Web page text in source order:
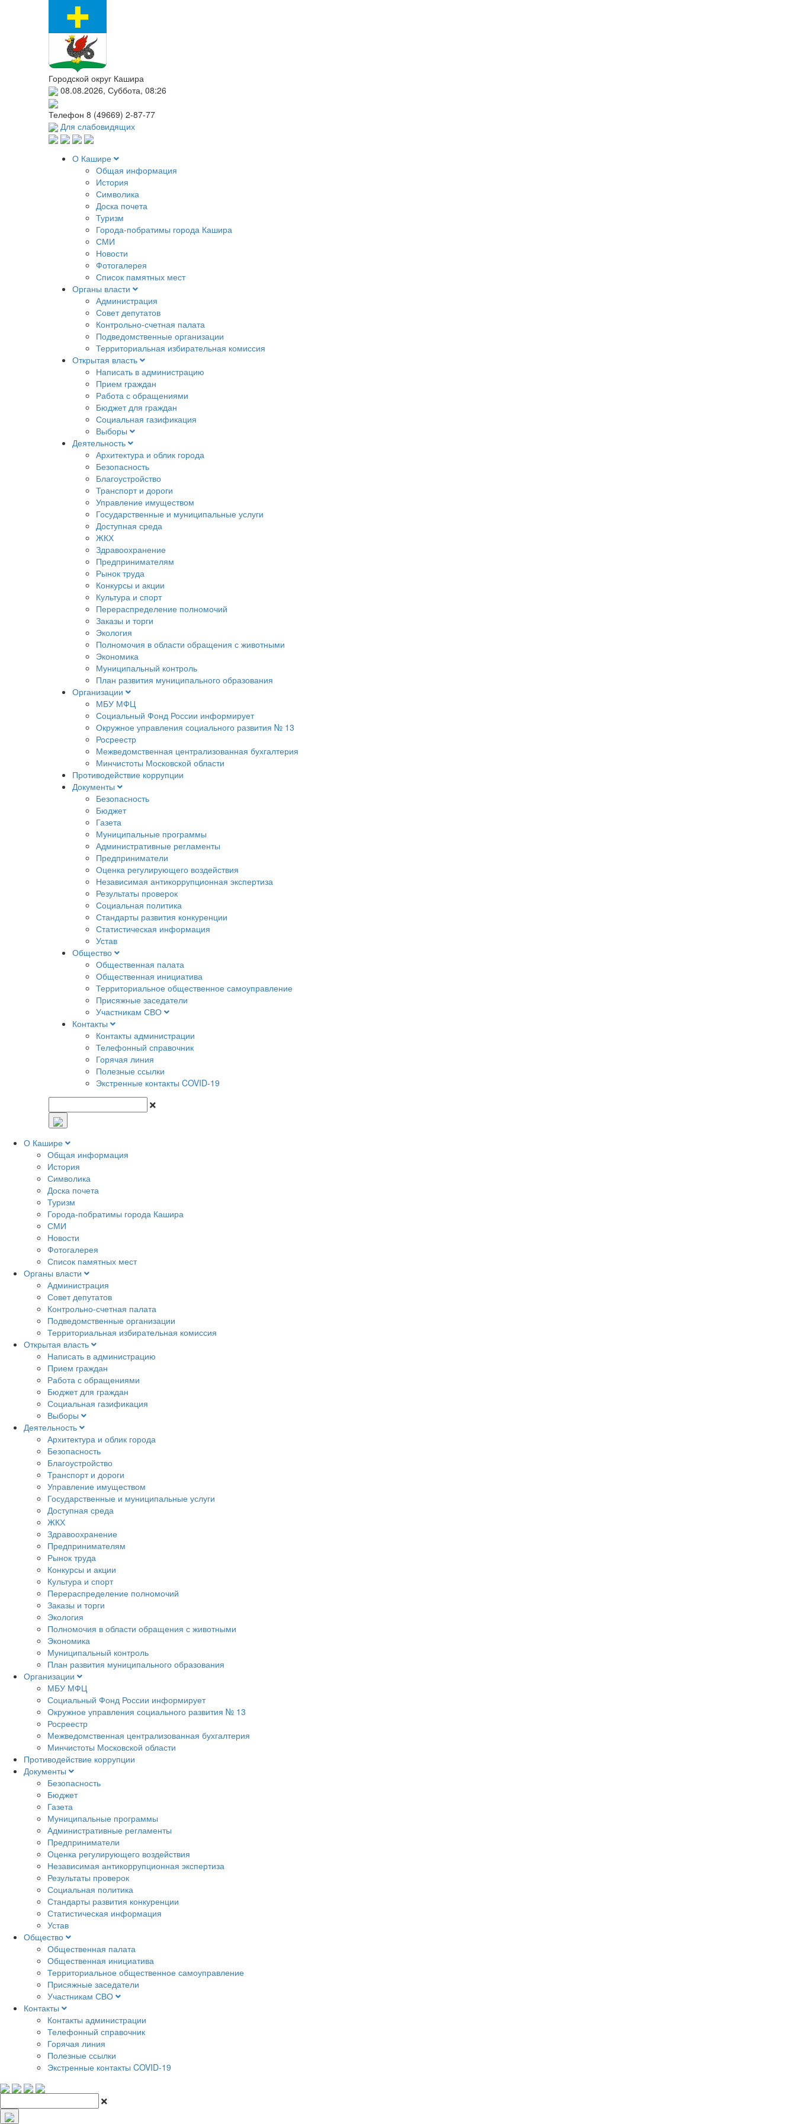
Городской округ Кашира
08.08.2026, Суббота, 08:26
Телефон 8 (49669) 2-87-77
Для слабовидящих
О Кашире
Общая информация
История
Символика
Доска почета
Туризм
Города-побратимы города Кашира
СМИ
Новости
Фотогалерея
Список памятных мест
Органы власти
Администрация
Совет депутатов
Контрольно-счетная палата
Подведомственные организации
Территориальная избирательная комиссия
Открытая власть
Написать в администрацию
Прием граждан
Работа с обращениями
Бюджет для граждан
Социальная газификация
Выборы
Деятельность
Архитектура и облик города
Безопасность
Благоустройство
Транспорт и дороги
Управление имуществом
Государственные и муниципальные услуги
Доступная среда
ЖКХ
Здравоохранение
Предпринимателям
Рынок труда
Конкурсы и акции
Культура и спорт
Перераспределение полномочий
Заказы и торги
Экология
Полномочия в области обращения с животными
Экономика
Муниципальный контроль
План развития муниципального образования
Организации
МБУ МФЦ
Социальный Фонд России информирует
Окружное управления социального развития № 13
Росреестр
Межведомственная централизованная бухгалтерия
Минчистоты Московской области
Противодействие коррупции
Документы
Безопасность
Бюджет
Газета
Муниципальные программы
Административные регламенты
Предприниматели
Оценка регулирующего воздействия
Независимая антикоррупционная экспертиза
Результаты проверок
Социальная политика
Стандарты развития конкуренции
Статистическая информация
Устав
Общество
Общественная палата
Общественная инициатива
Территориальное общественное самоуправление
Присяжные заседатели
Участникам СВО
Контакты
Контакты администрации
Телефонный справочник
Горячая линия
Полезные ссылки
Экстренные контакты COVID-19
О Кашире
Общая информация
История
Символика
Доска почета
Туризм
Города-побратимы города Кашира
СМИ
Новости
Фотогалерея
Список памятных мест
Органы власти
Администрация
Совет депутатов
Контрольно-счетная палата
Подведомственные организации
Территориальная избирательная комиссия
Открытая власть
Написать в администрацию
Прием граждан
Работа с обращениями
Бюджет для граждан
Социальная газификация
Выборы
Деятельность
Архитектура и облик города
Безопасность
Благоустройство
Транспорт и дороги
Управление имуществом
Государственные и муниципальные услуги
Доступная среда
ЖКХ
Здравоохранение
Предпринимателям
Рынок труда
Конкурсы и акции
Культура и спорт
Перераспределение полномочий
Заказы и торги
Экология
Полномочия в области обращения с животными
Экономика
Муниципальный контроль
План развития муниципального образования
Организации
МБУ МФЦ
Социальный Фонд России информирует
Окружное управления социального развития № 13
Росреестр
Межведомственная централизованная бухгалтерия
Минчистоты Московской области
Противодействие коррупции
Документы
Безопасность
Бюджет
Газета
Муниципальные программы
Административные регламенты
Предприниматели
Оценка регулирующего воздействия
Независимая антикоррупционная экспертиза
Результаты проверок
Социальная политика
Стандарты развития конкуренции
Статистическая информация
Устав
Общество
Общественная палата
Общественная инициатива
Территориальное общественное самоуправление
Присяжные заседатели
Участникам СВО
Контакты
Контакты администрации
Телефонный справочник
Горячая линия
Полезные ссылки
Экстренные контакты COVID-19